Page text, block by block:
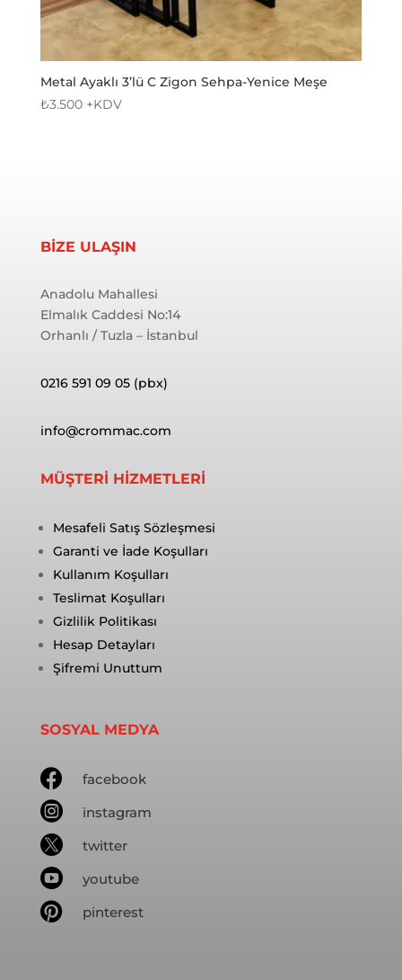
Metal Ayaklı 3’lü C Zigon Sehpa-Yenice Meşe
₺3.500 +KDV
BİZE ULAŞIN
Anadolu Mahallesi
Elmalık Caddesi No:14
Orhanlı / Tuzla – İstanbul
0216 591 09 05 (pbx)
info@crommac.com
MÜŞTERİ HİZMETLERİ
Mesafeli Satış Sözleşmesi
Garanti ve İade Koşulları
Kullanım Koşulları
Teslimat Koşulları
Gizlilik Politikası
Hesap Detayları
Şifremi Unuttum
SOSYAL MEDYA
 facebook
 instagram
 twitter
 youtube
 pinterest